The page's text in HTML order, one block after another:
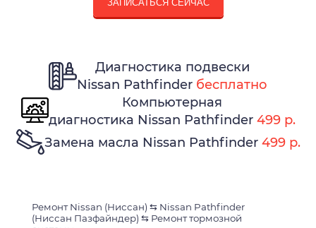
ЗАПИСАТЬСЯ СЕЙЧАС
Диагностика подвески
Nissan Pathfinder бесплатно
Компьютерная
диагностика Nissan Pathfinder 499 р.
Замена масла Nissan Pathfinder 499 р.
Ремонт Nissan (Ниссан) ⇆ Nissan Pathfinder
(Ниссан Пазфайндер) ⇆ Ремонт тормозной